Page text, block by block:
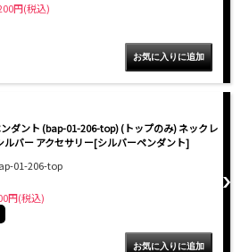
円(税込)
ダント (bap-01-206-top) (トップのみ) ネックレ
ルバー アクセサリー[シルバーペンダント]
01-206-top
円(税込)